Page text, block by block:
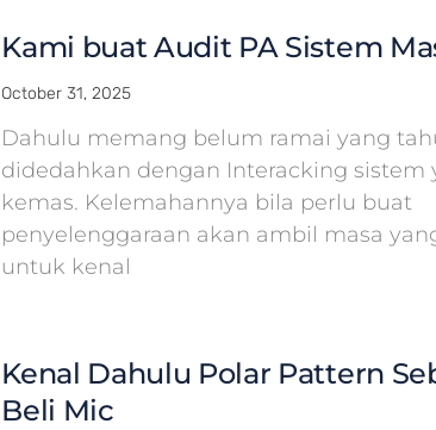
Kami buat Audit PA Sistem
October 31, 2025
Dahulu memang belum ramai yang
didedahkan dengan Interacking sistem
kemas. Kelemahannya bila perlu buat
penyelenggaraan akan ambil masa
untuk kenal
Kenal Dahulu Polar Pattern
Beli Mic